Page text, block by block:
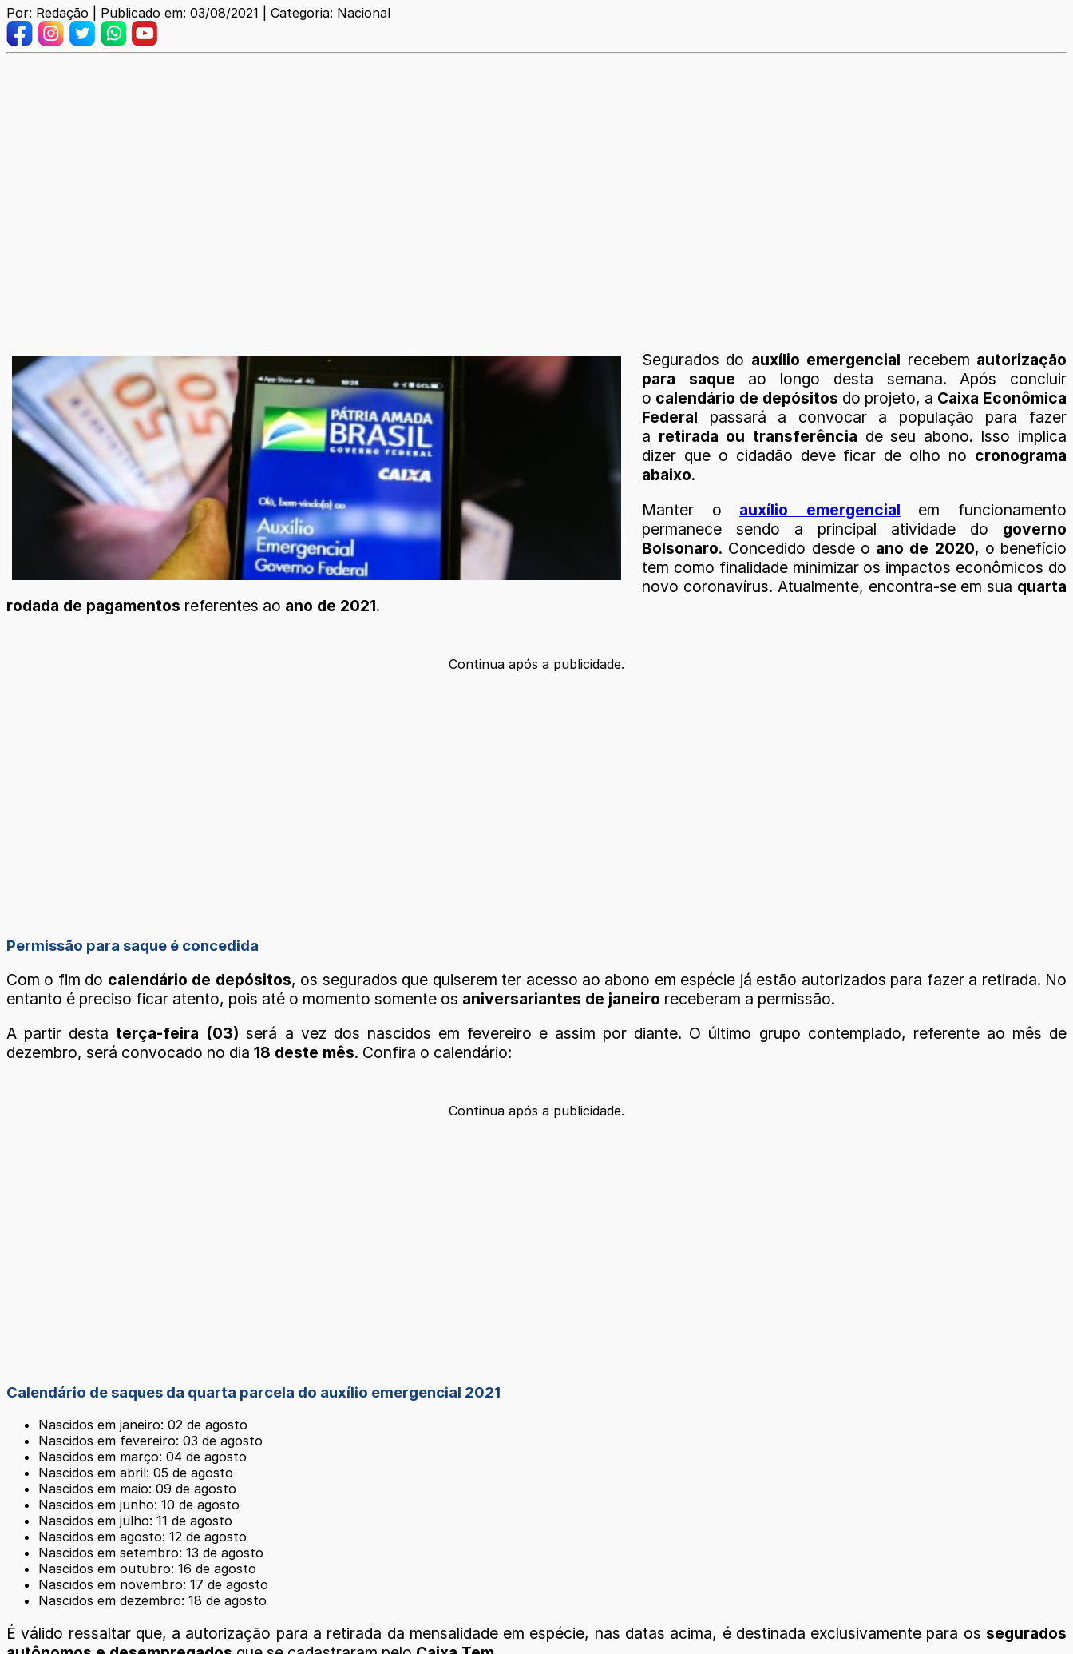
Por: Redação | Publicado em: 03/08/2021 | Categoria: Nacional
Segurados do auxílio emergencial recebem autorização
para saque ao longo desta semana. Após concluir
o calendário de depósitos do projeto, a Caixa Econômica
Federal passará a convocar a população para fazer
a retirada ou transferência de seu abono. Isso implica
dizer que o cidadão deve ficar de olho no cronograma
abaixo.
Manter o auxílio emergencial em funcionamento
permanece sendo a principal atividade do governo
Bolsonaro. Concedido desde o ano de 2020, o benefício
tem como finalidade minimizar os impactos econômicos do
novo coronavírus. Atualmente, encontra-se em sua quarta
rodada de pagamentos referentes ao ano de 2021.
Continua após a publicidade.
Permissão para saque é concedida
Com o fim do calendário de depósitos, os segurados que quiserem ter acesso ao abono em espécie já estão autorizados para fazer a retirada. No
entanto é preciso ficar atento, pois até o momento somente os aniversariantes de janeiro receberam a permissão.
A partir desta terça-feira (03) será a vez dos nascidos em fevereiro e assim por diante. O último grupo contemplado, referente ao mês de
dezembro, será convocado no dia 18 deste mês. Confira o calendário:
Continua após a publicidade.
Calendário de saques da quarta parcela do auxílio emergencial 2021
Nascidos em janeiro: 02 de agosto
Nascidos em fevereiro: 03 de agosto
Nascidos em março: 04 de agosto
Nascidos em abril: 05 de agosto
Nascidos em maio: 09 de agosto
Nascidos em junho: 10 de agosto
Nascidos em julho: 11 de agosto
Nascidos em agosto: 12 de agosto
Nascidos em setembro: 13 de agosto
Nascidos em outubro: 16 de agosto
Nascidos em novembro: 17 de agosto
Nascidos em dezembro: 18 de agosto
É válido ressaltar que, a autorização para a retirada da mensalidade em espécie, nas datas acima, é destinada exclusivamente para os segurados